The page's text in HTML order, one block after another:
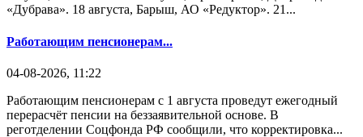
«Дубрава». 18 августа, Барыш, АО «Редуктор». 21...
Работающим пенсионерам...
04-08-2026, 11:22
Работающим пенсионерам с 1 августа проведут ежегодный
перерасчёт пенсии на беззаявительной основе. В
реготделении Соцфонда РФ сообщили, что корректировка...